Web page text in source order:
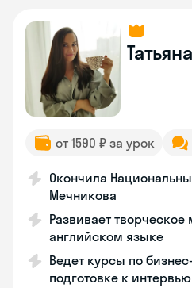
Татьяна
от 1590 ₽ за урок
Окончила
Мечникова
Развивает
английском языке
Ведет курсы по
подготовке к интервью